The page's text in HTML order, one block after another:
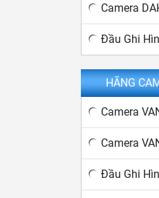
Camera
Đầu Ghi
HÃNG
Camera
Camera
Đầu Ghi